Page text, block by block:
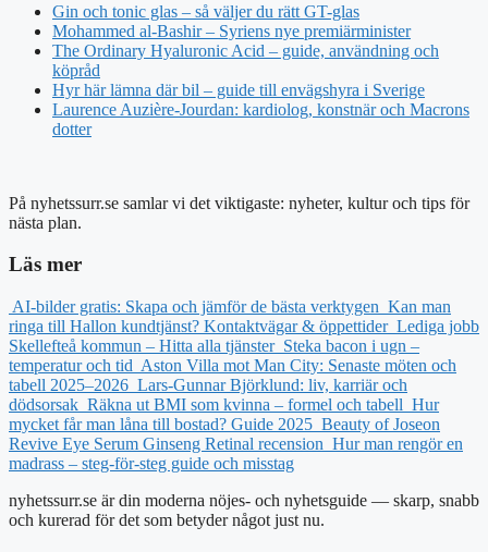
Gin och tonic glas – så väljer du rätt GT-glas
Mohammed al-Bashir – Syriens nye premiärminister
The Ordinary Hyaluronic Acid – guide, användning och
köpråd
Hyr här lämna där bil – guide till envägshyra i Sverige
Laurence Auzière-Jourdan: kardiolog, konstnär och Macrons
dotter
På nyhetssurr.se samlar vi det viktigaste: nyheter, kultur och tips för
nästa plan.
Läs mer
AI-bilder gratis: Skapa och jämför de bästa verktygen Kan man
ringa till Hallon kundtjänst? Kontaktvägar & öppettider Lediga jobb
Skellefteå kommun – Hitta alla tjänster Steka bacon i ugn –
temperatur och tid Aston Villa mot Man City: Senaste möten och
tabell 2025–2026 Lars-Gunnar Björklund: liv, karriär och
dödsorsak Räkna ut BMI som kvinna – formel och tabell Hur
mycket får man låna till bostad? Guide 2025 Beauty of Joseon
Revive Eye Serum Ginseng Retinal recension Hur man rengör en
madrass – steg-för-steg guide och misstag
nyhetssurr.se är din moderna nöjes- och nyhetsguide — skarp, snabb
och kurerad för det som betyder något just nu.